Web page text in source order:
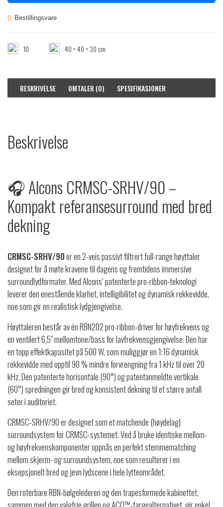
Bestillingsvare
10 40 × 40 × 30 cm
BESKRIVELSE OMTALER (0) SPESIFIKASJONER
Beskrivelse
🎧 Alcons CRMSC-SRHV/90 –
Kompakt referansesurround med bred
dekning
CRMSC-SRHV/90er en 2-veis passivt filtrert full-range høyttaler
designet for å møte kravene til dagens og fremtidens immersive
surroundlydformater.Med Alcons’ patenterte pro-ribbon-teknologi
leverer den enestående klarhet, intelligibilitet og dynamisk rekkevidde,
noe som gir en realistisk lydgjengivelse.
Høyttaleren består av én RBN202 pro-ribbon-driver for høyfrekvens og
en ventilert 6,5″ mellomtone/bass for lavfrekvensgjengivelse.Den har
en topp effektkapasitet på 500 W, som muliggjør en 1:16 dynamisk
rekkevidde med opptil 90 % mindre forvrengning fra 1 kHz til over 20
kHz.Den patenterte horisontale (90°) og patentanmeldte vertikale
(60°) spredningen gir bred og konsistent dekning til et større antall
seter i auditoriet.
CRMSC-SRHV/90 er designet som et matchende (høydelag)
surroundsystem for CRMSC-systemet.Ved å bruke identiske mellom-
og høyfrekvenskomponenter oppnås en perfekt stemmematching
mellom skjerm- og surroundsystem, noe som resulterer i en
eksepsjonelt bred og jevn lydscene i hele lytteområdet.
Den roterbare RBN-bølgelederen og den trapesformede kabinettet,